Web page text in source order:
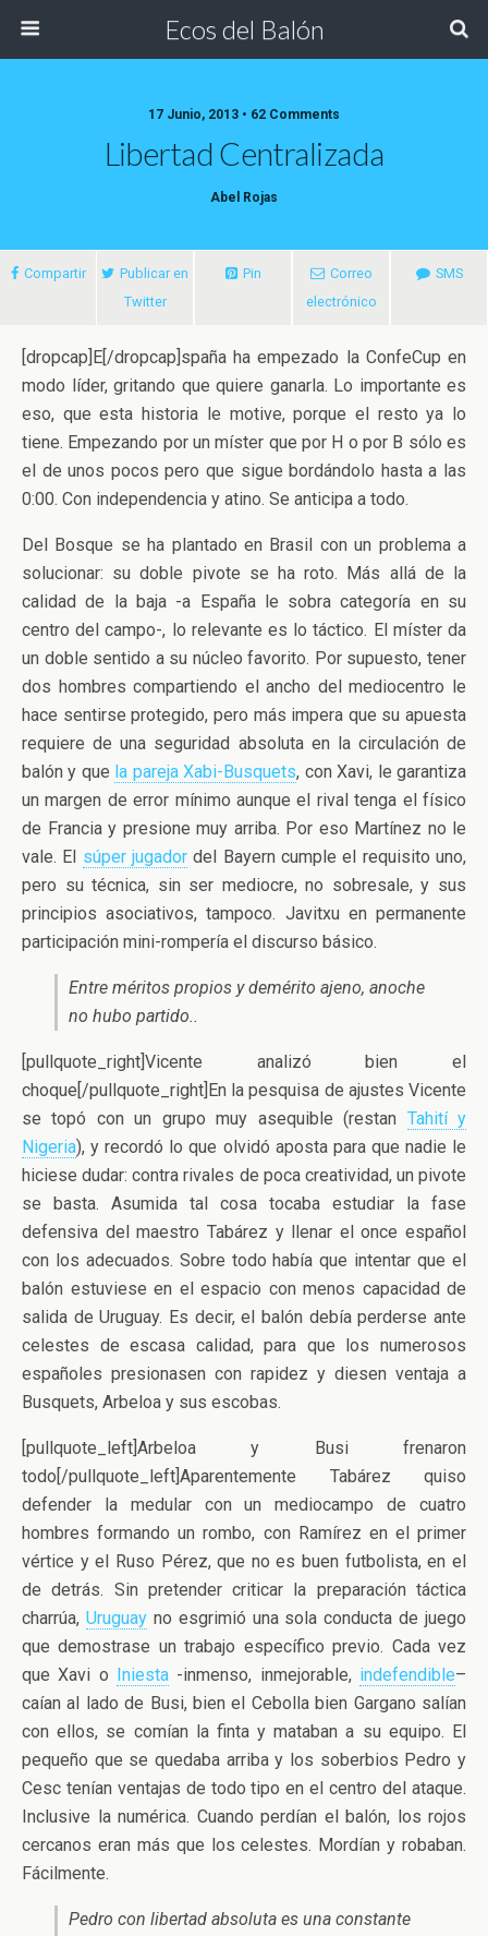
Ecos del Balón
17 Junio, 2013 • 62 Comments
Libertad Centralizada
Abel Rojas
Compartir
Publicar en
Twitter
Pin
Correo
electrónico
SMS
[dropcap]E[/dropcap]spaña ha empezado la ConfeCup en
modo líder, gritando que quiere ganarla. Lo importante es
eso, que esta historia le motive, porque el resto ya lo
tiene. Empezando por un míster que por H o por B sólo es
el de unos pocos pero que sigue bordándolo hasta a las
0:00. Con independencia y atino. Se anticipa a todo.
Del Bosque se ha plantado en Brasil con un problema a
solucionar: su doble pivote se ha roto. Más allá de la
calidad de la baja -a España le sobra categoría en su
centro del campo-, lo relevante es lo táctico. El míster da
un doble sentido a su núcleo favorito. Por supuesto, tener
dos hombres compartiendo el ancho del mediocentro le
hace sentirse protegido, pero más impera que su apuesta
requiere de una seguridad absoluta en la circulación de
balón y que la pareja Xabi-Busquets, con Xavi, le garantiza
un margen de error mínimo aunque el rival tenga el físico
de Francia y presione muy arriba. Por eso Martínez no le
vale. El súper jugador del Bayern cumple el requisito uno,
pero su técnica, sin ser mediocre, no sobresale, y sus
principios asociativos, tampoco. Javitxu en permanente
participación mini-rompería el discurso básico.
Entre méritos propios y demérito ajeno, anoche
no hubo partido..
[pullquote_right]Vicente analizó bien el
choque[/pullquote_right]En la pesquisa de ajustes Vicente
se topó con un grupo muy asequible (restan Tahití y
Nigeria), y recordó lo que olvidó aposta para que nadie le
hiciese dudar: contra rivales de poca creatividad, un pivote
se basta. Asumida tal cosa tocaba estudiar la fase
defensiva del maestro Tabárez y llenar el once español
con los adecuados. Sobre todo había que intentar que el
balón estuviese en el espacio con menos capacidad de
salida de Uruguay. Es decir, el balón debía perderse ante
celestes de escasa calidad, para que los numerosos
españoles presionasen con rapidez y diesen ventaja a
Busquets, Arbeloa y sus escobas.
[pullquote_left]Arbeloa y Busi frenaron
todo[/pullquote_left]Aparentemente Tabárez quiso
defender la medular con un mediocampo de cuatro
hombres formando un rombo, con Ramírez en el primer
vértice y el Ruso Pérez, que no es buen futbolista, en el
de detrás. Sin pretender criticar la preparación táctica
charrúa, Uruguayno esgrimió una sola conducta de juego
que demostrase un trabajo específico previo. Cada vez
que Xavi o Iniesta -inmenso, inmejorable, indefendible–
caían al lado de Busi, bien el Cebolla bien Gargano salían
con ellos, se comían la finta y mataban a su equipo. El
pequeño que se quedaba arriba y los soberbios Pedro y
Cesc tenían ventajas de todo tipo en el centro del ataque.
Inclusive la numérica. Cuando perdían el balón, los rojos
cercanos eran más que los celestes. Mordían y robaban.
Fácilmente.
Pedro con libertad absoluta es una constante